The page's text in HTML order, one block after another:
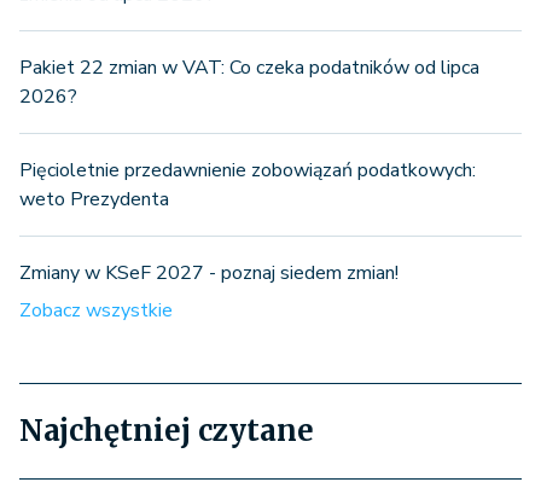
Pakiet 22 zmian w VAT: Co czeka podatników od lipca
2026?
Pięcioletnie przedawnienie zobowiązań podatkowych:
weto Prezydenta
Zmiany w KSeF 2027 - poznaj siedem zmian!
Zobacz wszystkie
Najchętniej czytane